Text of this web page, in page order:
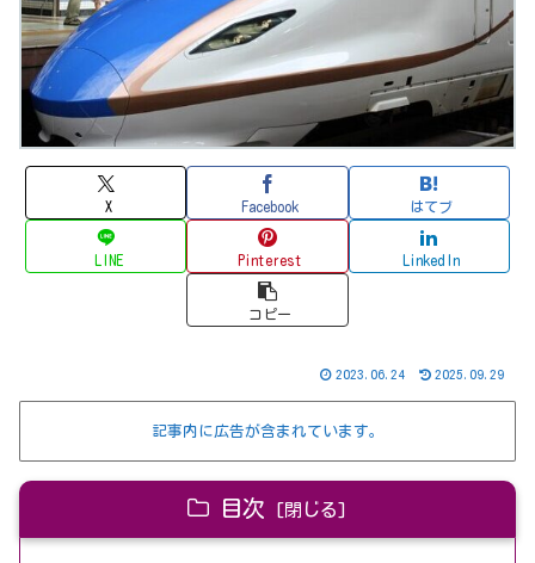
X Facebook はてブ
LINE Pinterest LinkedIn
コピー
2023.06.24 2025.09.29
記事内に広告が含まれています。
目次